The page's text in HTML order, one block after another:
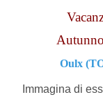
Autunno
Oulx
Immagina di